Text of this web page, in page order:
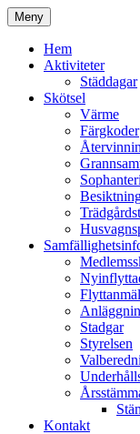
Hoppa
till
innehåll
Meny
Hem
Aktiviteter
Städdagar
Skötsel
Värme
Färgkoder
Stadgar
Styrelsen
Kontakt